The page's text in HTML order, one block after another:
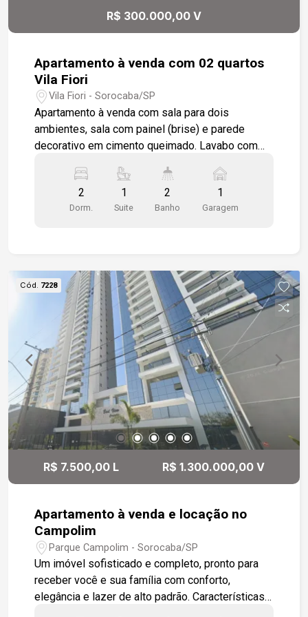
unir conforto, segurança, espaço e uma excelente
localização em um só lugar. Entre em contato
agora mesmo para mais informações e agende
com este incrível apartamento garden!
R$ 300.000,00 V
Apartamento à venda com 02 quartos
Vila Fiori
Vila Fiori - Sorocaba/SP
Apartamento à venda com sala para dois
ambientes, sala com painel (brise) e parede
decorativo em cimento queimado. Lavabo com
vidro temperado. Cozinha planejada com cooktop,
forno, pia em granito. 02 quartos, sendo uma
suíte, (A suíte possui armários planejados).
2
Dorm.
1
Suite
2
Banho
1
Garagem
Cód. 7228
R$ 7.500,00 L R$ 1.300.000,00 V
Apartamento à venda e locação no
Campolim
Parque Campolim - Sorocaba/SP
Um imóvel sofisticado e completo, pronto para
receber você e sua família com conforto,
elegância e lazer de alto padrão. Características